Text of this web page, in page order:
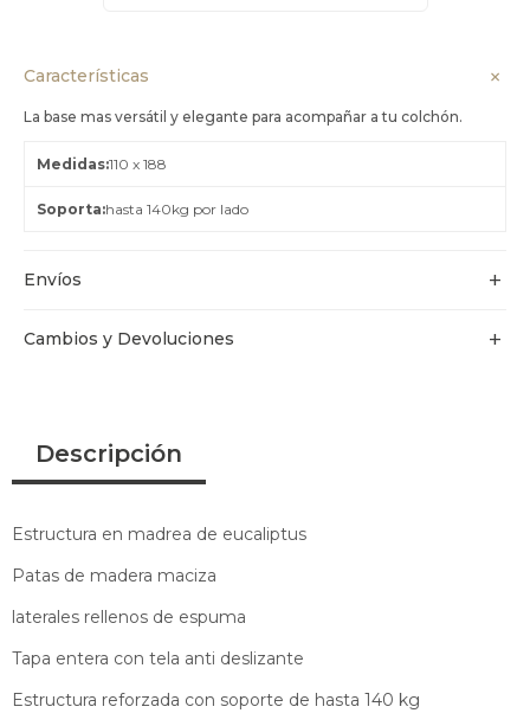
Características
La base mas versátil y elegante para acompañar a tu colchón.
Medidas 110 x 188
Soporta hasta 140kg por lado
Envíos
Cambios y Devoluciones
Descripción
Estructura en madrea de eucaliptus
Patas de madera maciza
laterales rellenos de espuma
Tapa entera con tela anti deslizante
Estructura reforzada con soporte de hasta 140 kg